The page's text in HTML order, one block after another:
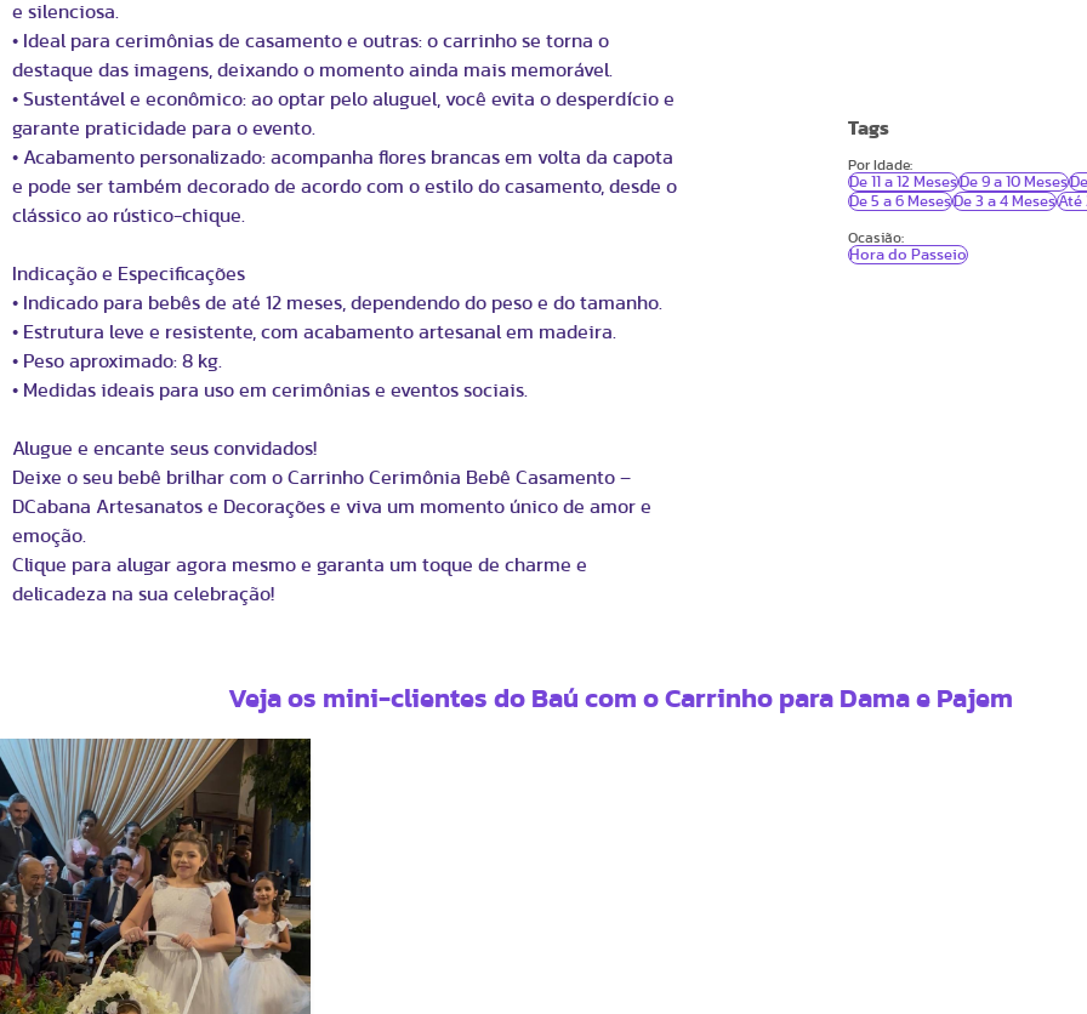
e silenciosa.
• Ideal para cerimônias de casamento e outras: o carrinho se torna o
destaque das imagens, deixando o momento ainda mais memorável.
• Sustentável e econômico: ao optar pelo aluguel, você evita o desperdício e
garante praticidade para o evento.
• Acabamento personalizado: acompanha flores brancas em volta da capota
e pode ser também decorado de acordo com o estilo do casamento, desde o
clássico ao rústico-chique.
Indicação e Especificações
• Indicado para bebês de até 12 meses, dependendo do peso e do tamanho.
• Estrutura leve e resistente, com acabamento artesanal em madeira.
• Peso aproximado: 8 kg.
• Medidas ideais para uso em cerimônias e eventos sociais.
Alugue e encante seus convidados!
Deixe o seu bebê brilhar com o Carrinho Cerimônia Bebê Casamento –
DCabana Artesanatos e Decorações e viva um momento único de amor e
emoção.
Clique para alugar agora mesmo e garanta um toque de charme e
delicadeza na sua celebração!
Tags
Por Idade:
De 11 a 12 MesesDe 9 a 10 Meses
De 5 a 6 MesesDe 3 a 4 MesesAté
Ocasião:
Hora do Passeio
Veja os mini-clientes do Baú com o Carrinho para Dama e Pajem